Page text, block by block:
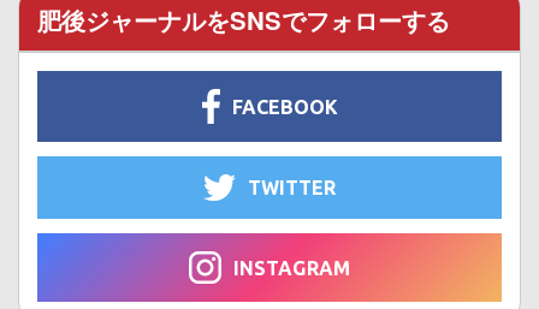
肥後ジャーナルをSNSでフォローする
FACEBOOK
TWITTER
INSTAGRAM